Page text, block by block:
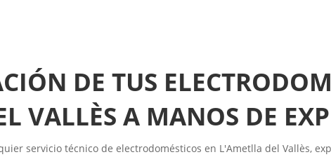
DE TUS
VALLÈS A MANOS DE
servicio técnico de electrodomésticos en L'Ametlla del Vallès,